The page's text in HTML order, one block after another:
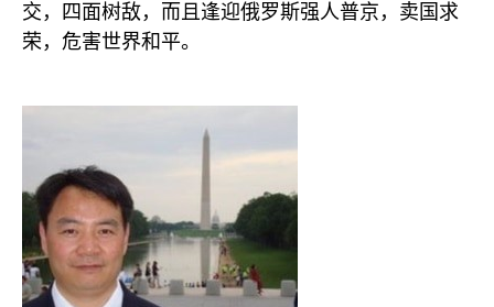
交，四面树敌，而且逢迎俄罗斯强人普京，卖国求
荣，危害世界和平。